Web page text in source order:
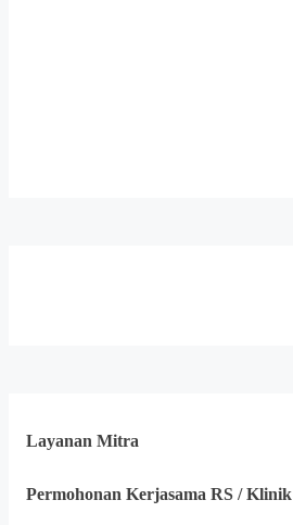
Layanan Mitra
Permohonan Kerjasama RS / Klinik